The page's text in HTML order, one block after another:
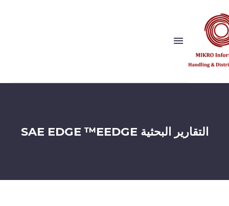
رؤيتنا وقيمنا
التقارير البحثية SAE EDGE ™EEDGE